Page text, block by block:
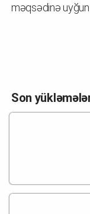
məqsədinə
Son